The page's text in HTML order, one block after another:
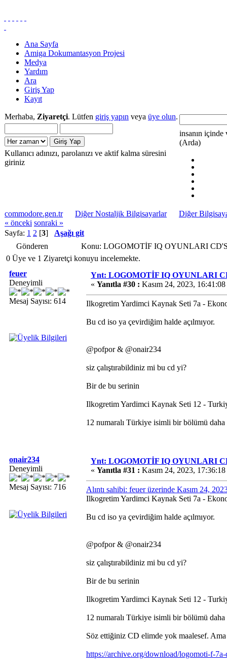
Ana Sayfa
Amiga Dokumantasyon Projesi
Medya
Yardım
Ara
Giriş Yap
Kayıt
Merhaba, Ziyaretçi. Lütfen giriş yapın veya üye olun.
Kullanıcı adınızı, parolanızı ve aktif kalma süresini
giriniz
insanın içinde
(Arda)
commodore.gen.tr Diğer Nostaljik Bilgisayarlar
Diğer
« önceki sonraki »
Sayfa: 1 2 [3] Aşağı git
Gönderen
Konu: LOGOMOTİF IQ OYUNLARI CD'Sİ
0 Üye ve 1 Ziyaretçi konuyu incelemekte.
feuer
Deneyimli
Mesaj Sayısı: 614
Ynt: LOGOMOTİF IQ OYUNLARI
« Yanıtla #30 : Kasım 24, 2023,
Ilkogretim Yardimci Kaynak Seti 7a -
Bu cd iso ya çevirdiğim halde açılmıyor.
@pofpor & @onair234
siz çalıştırabildiniz mi bu cd yi?
Bir de bu serinin
Ilkogretim Yardimci Kaynak Seti 12 -
12 numaralı Türkiye isimli bir bölümü daha
onair234
Deneyimli
Mesaj Sayısı: 716
Ynt: LOGOMOTİF IQ OYUNLARI
« Yanıtla #31 : Kasım 24, 2023,
Alıntı sahibi: feuer üzerinde Kasım 24,
Ilkogretim Yardimci Kaynak Seti 7a -
Bu cd iso ya çevirdiğim halde açılmıyor.
@pofpor & @onair234
siz çalıştırabildiniz mi bu cd yi?
Bir de bu serinin
Ilkogretim Yardimci Kaynak Seti 12 -
12 numaralı Türkiye isimli bir bölümü daha
Söz ettiğiniz CD elimde yok maalesef.
https://archive.org/download/logomoti-f-